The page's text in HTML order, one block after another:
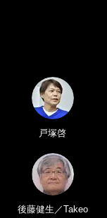
戸塚啓
後藤健生／Takeo